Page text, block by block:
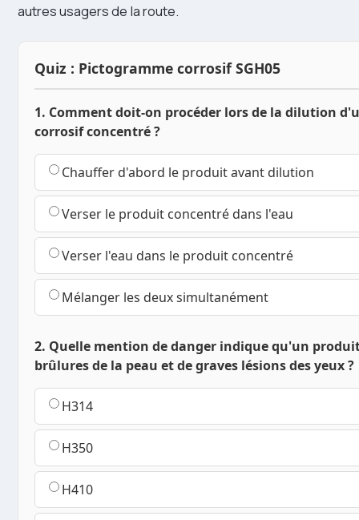
autres usagers de la route.
Quiz : Pictogramme corrosif SGH05
1. Comment doit-on procéder lors de la dilution
corrosif concentré ?
Chauffer d'abord le produit avant dilution
Verser le produit concentré dans l'eau
Verser l'eau dans le produit concentré
Mélanger les deux simultanément
2. Quelle mention de danger indique qu'un
brûlures de la peau et de graves lésions des yeux ?
H314
H350
H410